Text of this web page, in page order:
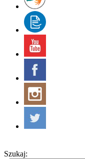
Szukaj: